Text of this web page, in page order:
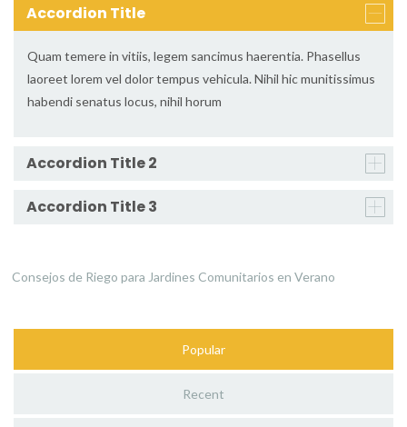
Accordion Title
Quam temere in vitiis, legem sancimus haerentia. Phasellus
laoreet lorem vel dolor tempus vehicula. Nihil hic munitissimus
habendi senatus locus, nihil horum
Accordion Title 2
Accordion Title 3
Consejos de Riego para Jardines Comunitarios en Verano
Popular
Recent